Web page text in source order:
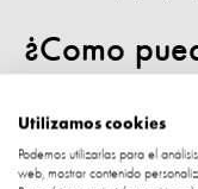
¿Como
Apoya nuestra
noticia.
Utilizamos cookies
Podemos utilizarlas para el
web, mostrar contenido